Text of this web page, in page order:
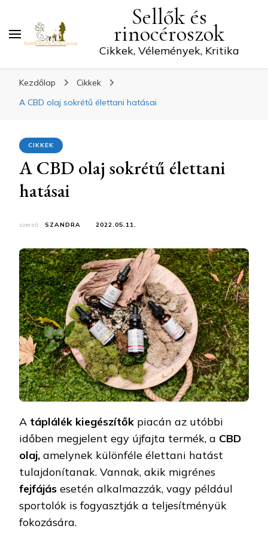
Sellők és
rinocéroszok
Cikkek, Vélemények, Kritika
Kezdőlap
Cikkek
A CBD olaj sokrétű élettani hatásai
CIKKEK
A CBD olaj sokrétű élettani
hatásai
szerző: SZANDRA 2022.05.11.
A táplálék kiegészítők piacán az utóbbi
időben megjelent egy újfajta termék, a CBD
olaj, amelynek különféle élettani hatást
tulajdonítanak. Vannak, akik migrénes
fejfájás esetén alkalmazzák, vagy például
sportolók is fogyasztják a teljesítményük
fokozására.